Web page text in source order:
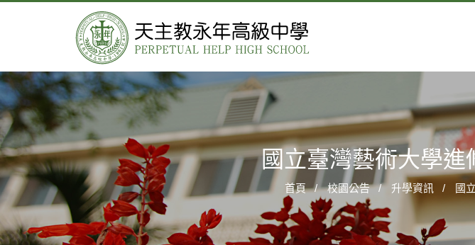
國立臺灣藝術大學
首頁 校園公告 升學資訊 國